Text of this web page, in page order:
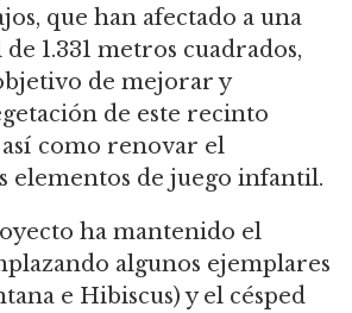
que han afectado a una
1.331 metros cuadrados,
de mejorar y
de este recinto
como renovar el
elementos de juego infantil.
ha mantenido el
algunos ejemplares
e Hibiscus) y el césped